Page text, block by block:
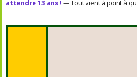
attendre 13 ans ! — Tout vient à point à